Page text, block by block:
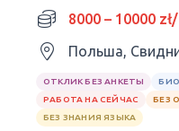
8000 – 10000
Польша,
ОТКЛИК БЕЗ АНКЕТЫ
РАБОТА НА СЕЙЧАС
БЕЗ
БЕЗ ЗНАНИЯ ЯЗЫКА